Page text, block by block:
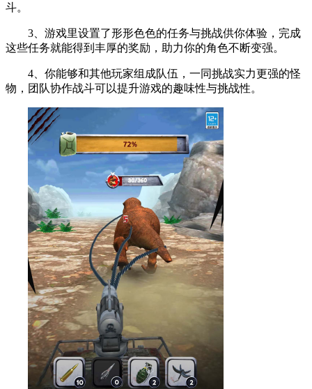
斗。
3、游戏里设置了形形色色的任务与挑战供你体验，完成
这些任务就能得到丰厚的奖励，助力你的角色不断变强。
4、你能够和其他玩家组成队伍，一同挑战实力更强的怪
物，团队协作战斗可以提升游戏的趣味性与挑战性。